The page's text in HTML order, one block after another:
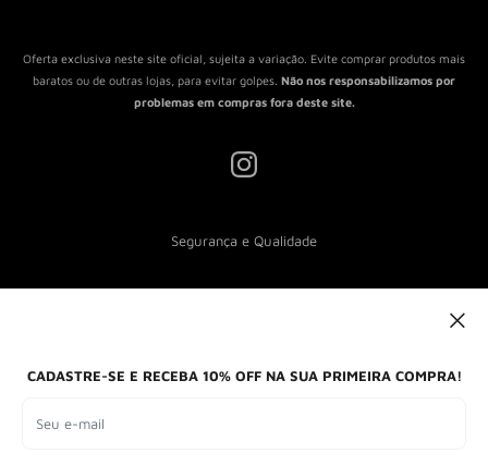
CADASTRE-SE E RECEBA 10% OFF NA SUA PRIMEIRA COMPRA!
Seu e-mail
Termos de Serviço
Oferta exclusiva neste site oficial, sujeita a variação. Evite comprar produtos mais
baratos ou de outras lojas, para evitar golpes. Não nos responsabilizamos por
problemas em compras fora deste site.
Segurança e Qualidade